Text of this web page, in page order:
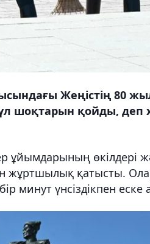
Жеңістің 80
шоқтарын қойды, деп
ұйымдарының өкілдері
қатысты.
минут үнсіздікпен еске